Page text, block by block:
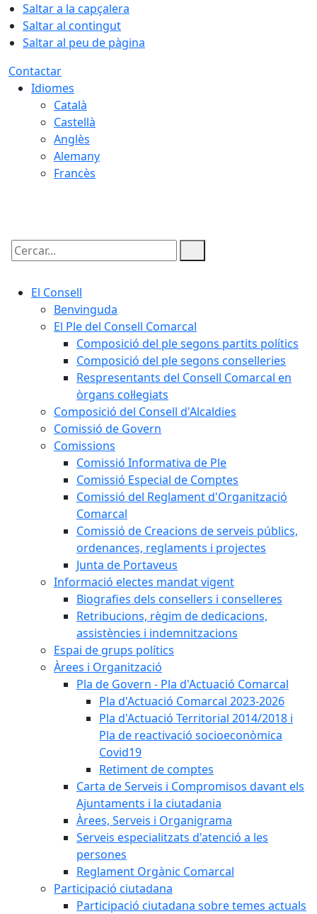
Saltar a la capçalera
Saltar al contingut
Saltar al peu de pàgina
Contactar
Idiomes
Català
Castellà
Anglès
Alemany
Francès
Cercar:
El Consell
Benvinguda
El Ple del Consell Comarcal
Composició del ple segons partits polítics
Composició del ple segons conselleries
Respresentants del Consell Comarcal en
òrgans col·legiats
Composició del Consell d'Alcaldies
Comissió de Govern
Comissions
Comissió Informativa de Ple
Comissió Especial de Comptes
Comissió del Reglament d'Organització
Comarcal
Comissió de Creacions de serveis públics,
ordenances, reglaments i projectes
Junta de Portaveus
Informació electes mandat vigent
Biografies dels consellers i conselleres
Retribucions, règim de dedicacions,
assistències i indemnitzacions
Espai de grups polítics
Àrees i Organització
Pla de Govern - Pla d'Actuació Comarcal
Pla d'Actuació Comarcal 2023-2026
Pla d'Actuació Territorial 2014/2018 i
Pla de reactivació socioeconòmica
Covid19
Retiment de comptes
Carta de Serveis i Compromisos davant els
Ajuntaments i la ciutadania
Àrees, Serveis i Organigrama
Serveis especialitzats d'atenció a les
persones
Reglament Orgànic Comarcal
Participació ciutadana
Participació ciutadana sobre temes actuals